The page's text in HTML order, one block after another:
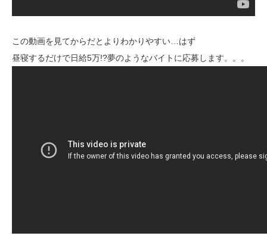
この動画を見てからだとよりわかりやすい…はず
昼寝するだけで日給5万!?夢のようなバイトに応募します。。。